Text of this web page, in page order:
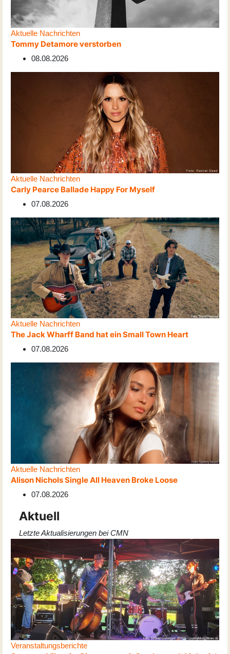
Aktuelle Nachrichten
Tommy Detamore verstorben
08.08.2026
Aktuelle Nachrichten
Carly Pearce Ballade Happy For Myself
07.08.2026
Aktuelle Nachrichten
The Jack Wharff Band hat ein Small Town Heart
07.08.2026
Aktuelle Nachrichten
Alison Nichols Single All Heaven Broke Loose
07.08.2026
Aktuell
Letzte Aktualisierungen bei CMN
Veranstaltungsberichte